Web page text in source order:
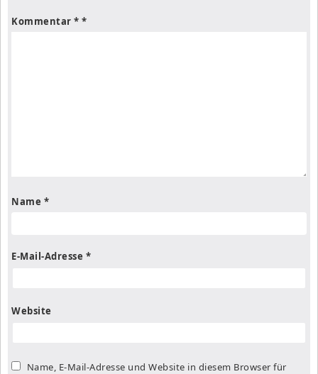
Kommentar *
Name *
E-Mail-Adresse *
Website
Name, E-Mail-Adresse und Website in diesem Browser für